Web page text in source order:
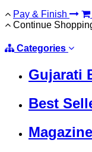
Pay & Finish
Continue
Categories
Gujarati
Best